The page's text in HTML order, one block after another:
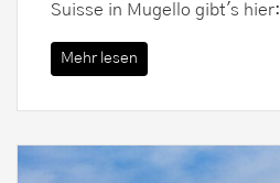
Suisse in Mugello gibt's hier:
Mehr lesen